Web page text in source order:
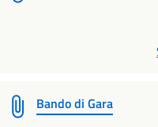
Bando di Gara